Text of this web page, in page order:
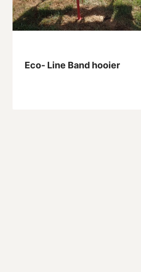
Eco- Line Band hooier